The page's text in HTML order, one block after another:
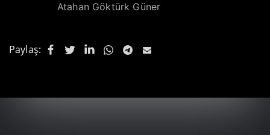
Atahan Göktürk Güner
Paylaş: